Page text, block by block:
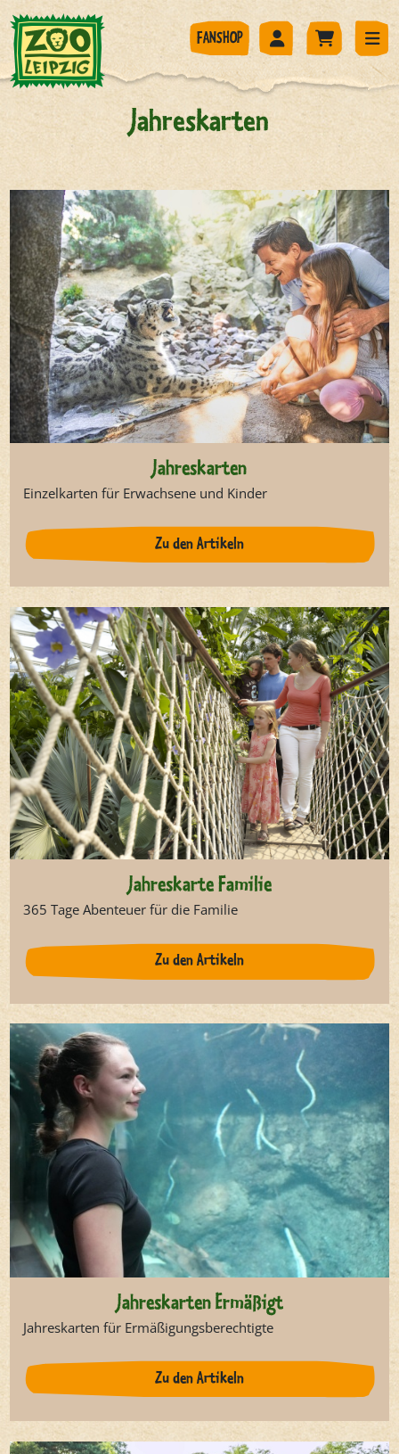
FANSHOP
Jahreskarten
Jahreskarten
Einzelkarten für Erwachsene und Kinder
Zu den Artikeln
Jahreskarte Familie
365 Tage Abenteuer für die Familie
Zu den Artikeln
Jahreskarten Ermäßigt
Jahreskarten für Ermäßigungsberechtigte
Zu den Artikeln